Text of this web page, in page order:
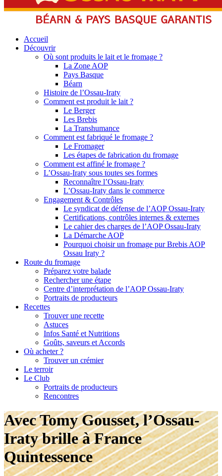
Accueil
Découvrir
Où sont produits le lait et le fromage ?
La Zone AOP
Pays Basque
Béarn
Histoire de l’Ossau-Iraty
Comment est produit le lait ?
Le Berger
Les Brebis
La Transhumance
Comment est fabriqué le fromage ?
Le Fromager
Les étapes de fabrication du fromage
Comment est affiné le fromage ?
L’Ossau-Iraty sous toutes ses formes
Reconnaître l’Ossau-Iraty
L’Ossau-Iraty dans le commerce
Engagement & Contrôles
Le syndicat de défense de l’AOP Ossau-Iraty
Certifications, contrôles internes & externes
Le cahier des charges de l’AOP Ossau-Iraty
La Démarche AOP
Pourquoi choisir un fromage pur Brebis AOP
Ossau Iraty ?
Route du fromage
Préparez votre balade
Rechercher une étape
Centre d’interprétation de l’AOP Ossau-Iraty
Portraits de producteurs
Recettes
Trouver une recette
Astuces
Infos Santé et Nutritions
Goûts, saveurs et Accords
Où acheter ?
Trouver un crémier
Le terroir
Le Club
Portraits de producteurs
Rencontres
Avec Tomy Gousset, l’Ossau-
Iraty brille à France
Quintessence